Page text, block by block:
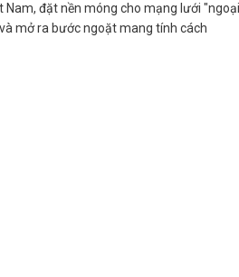
Nam, đặt nền móng cho mạng lưới "ngoại
mở ra bước ngoặt mang tính cách